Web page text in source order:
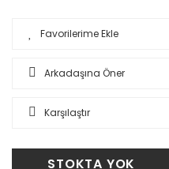
Arkadaşına Öner
Karşılaştır
STOKTA YOK